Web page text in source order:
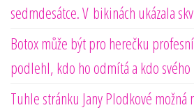
sedmdesátce. V bikinách ukázala
Botox může být pro herečku
podlehl, kdo ho odmítá a kdo
Tuhle stránku Jany Plodkové možná